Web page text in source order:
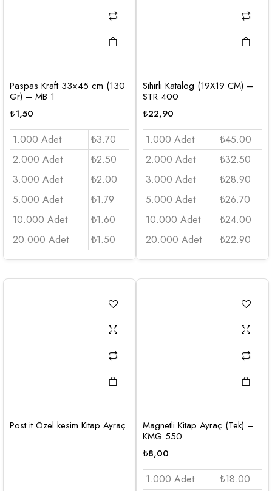
Paspas Kraft 33×45 cm (130
Gr) – MB 1
₺1,50
1.000 Adet
₺3.70
2.000 Adet
₺2.50
3.000 Adet
₺2.00
5.000 Adet
₺1.79
10.000 Adet
₺1.60
20.000 Adet
₺1.50
Sihirli Katalog (19X19 CM) –
STR 400
₺22,90
1.000 Adet
₺45.00
2.000 Adet
₺32.50
3.000 Adet
₺28.90
5.000 Adet
₺26.70
10.000 Adet
₺24.00
20.000 Adet
₺22.90
Post it Özel kesim Kitap Ayraç
Magnetli Kitap Ayraç (Tek) –
KMG 550
₺8,00
1.000 Adet
₺18.00